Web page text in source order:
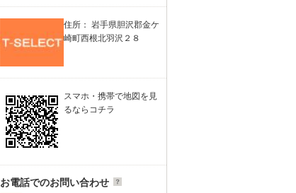
住所： 岩手県胆沢郡金ケ
崎町西根北羽沢２８
スマホ・携帯で地図を見
るならコチラ
お電話でのお問い合わせ